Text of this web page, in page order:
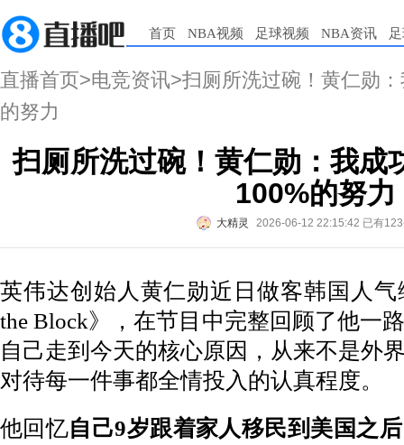
首页 NBA视频 足球视频 NBA资讯
直播首页>电竞资讯>扫厕所洗过碗！黄仁勋
的努力
扫厕所洗过碗！黄仁勋：我成
100%的努力
大精灵 2026-06-12 22:15:42 已有
英伟达创始人黄仁勋近日做客韩国人气
the Block》，在节目中完整回顾了他一
自己走到今天的核心原因，从来不是外
对待每一件事都全情投入的认真程度。
他回忆自己9岁跟着家人移民到美国之